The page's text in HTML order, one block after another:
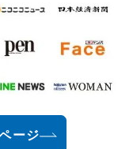
ージ